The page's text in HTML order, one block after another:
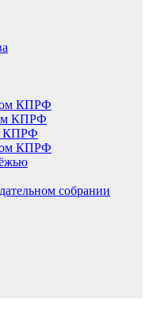
КПРФ
КПРФ
КПРФ
КПРФ
собрании